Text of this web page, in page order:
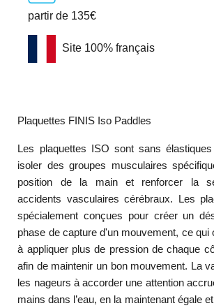
partir de 135€
Site 100% français
Plaquettes FINIS Iso Paddles
Les plaquettes ISO sont sans
isoler des groupes musculaires
position de la main et renforcer la
accidents vasculaires cérébraux. Les
spécialement conçues pour créer un
phase de capture d'un mouvement, ce qui
à appliquer plus de pression de chaque
afin de maintenir un bon mouvement. La
les nageurs à accorder une attention
mains dans l’eau, en la maintenant égale